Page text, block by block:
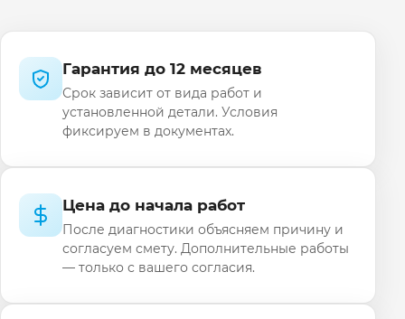
Гарантия до 12 месяцев
Срок зависит от вида работ и
установленной детали. Условия
фиксируем в документах.
Цена до начала работ
После диагностики объясняем причину и
согласуем смету. Дополнительные работы
— только с вашего согласия.